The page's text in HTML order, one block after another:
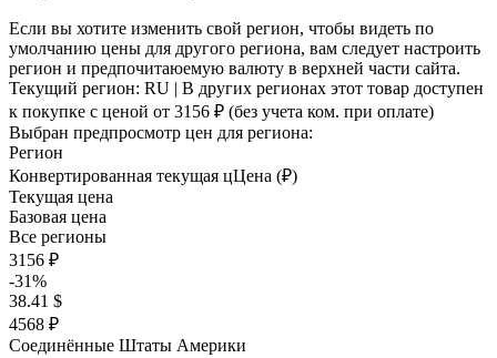
Если вы хотите изменить свой регион, чтобы видеть по
умолчанию цены для другого региона, вам следует настроить
регион и предпочитаюемую валюту в верхней части сайта.
Текущий регион: RU | В других регионах этот товар доступен
к покупке с ценой от 3156 ₽ (без учета ком. при оплате)
Выбран предпросмотр цен для региона:
Регион
Конвертированная текущая цЦена (₽)
Текущая цена
Базовая цена
Все регионы
3156 ₽
-31%
38.41 $
4568 ₽
Соединённые Штаты Америки